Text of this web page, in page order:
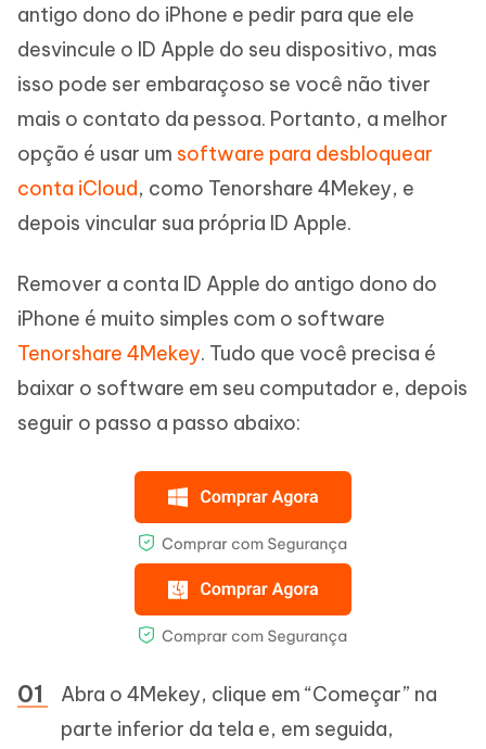
antigo dono do iPhone e pedir para que ele
desvincule o ID Apple do seu dispositivo, mas
isso pode ser embaraçoso se você não tiver
mais o contato da pessoa. Portanto, a melhor
opção é usar um software para desbloquear
conta iCloud, como Tenorshare 4Mekey, e
depois vincular sua própria ID Apple.
Remover a conta ID Apple do antigo dono do
iPhone é muito simples com o software
Tenorshare 4Mekey. Tudo que você precisa é
baixar o software em seu computador e, depois
seguir o passo a passo abaixo:
Abra o 4Mekey, clique em “Começar” na
parte inferior da tela e, em seguida,